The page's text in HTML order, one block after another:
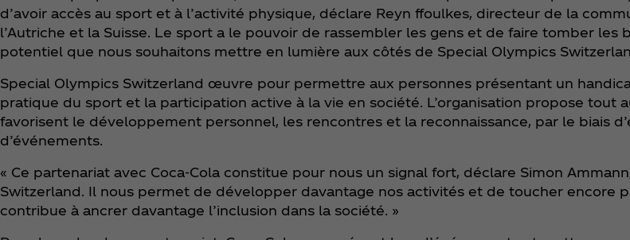
d’avoir accès au sport et à l’activité physique, déclare Reyn ffoulkes, directeur de la
l’Autriche et la Suisse. Le sport a le pouvoir de rassembler les gens et de faire tomber les
potentiel que nous souhaitons mettre en lumière aux côtés de Special Olympics
Special Olympics Switzerland œuvre pour permettre aux personnes présentant un
pratique du sport et la participation active à la vie en société. L’organisation propose tout
favorisent le développement personnel, les rencontres et la reconnaissance, par le biais
d’événements.
« Ce partenariat avec Coca‑Cola constitue pour nous un signal fort, déclare Simon
Switzerland. Il nous permet de développer davantage nos activités et de toucher encore
contribue à ancrer davantage l’inclusion dans la société. »